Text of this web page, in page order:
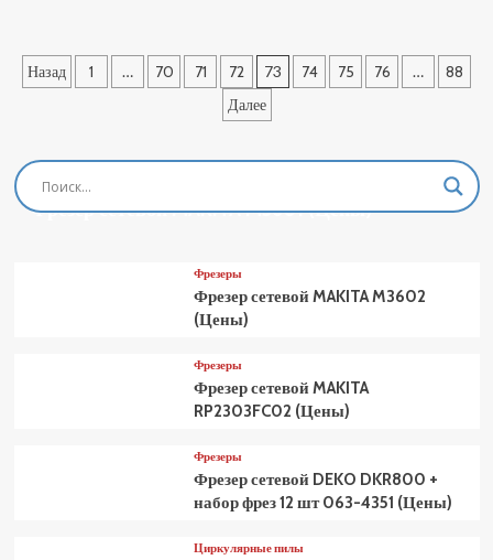
токарно-
винторезный
Пагинация
Назад 1 … 70 71 72 73 74 75 76 …
88
Далее
Фрезеры
Фрезер сетевой MAKITA M3601 (Цены)
Фрезеры
Фрезер сетевой MAKITA M3602
(Цены)
Фрезеры
Фрезер сетевой MAKITA
RP2303FC02 (Цены)
Фрезеры
Фрезер сетевой DEKO DKR800 +
набор фрез 12 шт 063-4351 (Цены)
Циркулярные пилы